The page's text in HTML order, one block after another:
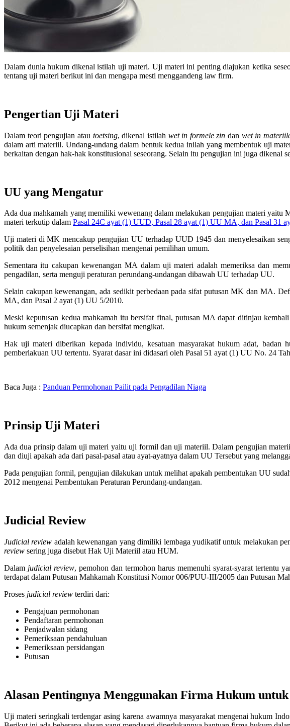
Dalam dunia hukum dikenal istilah uji materi. Uji materi ini penting diajukan ketika
tentang uji materi berikut ini dan mengapa mesti menggandeng law firm.
Pengertian Uji Materi
Dalam teori pengujian atau toetsing, dikenal istilah wet in formele zin dan wet in
dalam arti materiil. Undang-undang dalam bentuk kedua inilah yang membentuk uji
berkaitan dengan hak-hak konstitusional seseorang. Selain itu pengujian ini juga dikenal
UU yang Mengatur
Ada dua mahkamah yang memiliki wewenang dalam melakukan pengujian materi
materi terkutip dalam Pasal 24C ayat (1) UUD, Pasal 28 ayat (1) UU MA, dan Pasal 31
Uji materi di MK mencakup pengujian UU terhadap UUD 1945 dan menyelesaikan
politik dan penyelesaian perselisihan mengenai pemilihan umum.
Sementara itu cakupan kewenangan MA dalam uji materi adalah memeriksa dan
pengadilan, serta menguji peraturan perundang-undangan dibawah UU terhadap UU.
Selain cakupan kewenangan, ada sedikit perbedaan pada sifat putusan MK dan MA.
MA, dan Pasal 2 ayat (1) UU 5/2010.
Meski keputusan kedua mahkamah itu bersifat final, putusan MA dapat ditinjau
hukum semenjak diucapkan dan bersifat mengikat.
Hak uji materi diberikan kepada individu, kesatuan masyarakat hukum adat, badan
pemberlakuan UU tertentu. Syarat dasar ini didasari oleh Pasal 51 ayat (1) UU No. 24
Baca Juga : Panduan Permohonan Pailit pada Pengadilan Niaga
Prinsip Uji Materi
Ada dua prinsip dalam uji materi yaitu uji formil dan uji materiil. Dalam pengujian
dan diuji apakah ada dari pasal-pasal atau ayat-ayatnya dalam UU Tersebut yang
Pada pengujian formil, pengujian dilakukan untuk melihat apakah pembentukan UU
2012 mengenai Pembentukan Peraturan Perundang-undangan.
Judicial Review
Judicial review adalah kewenangan yang dimiliki lembaga yudikatif untuk melakukan
review sering juga disebut Hak Uji Materiil atau HUM.
Dalam judicial review, pemohon dan termohon harus memenuhi syarat-syarat tertentu
terdapat dalam Putusan Mahkamah Konstitusi Nomor 006/PUU-III/2005 dan Putusan
Proses judicial review terdiri dari:
Pengajuan permohonan
Pendaftaran permohonan
Penjadwalan sidang
Pemeriksaan pendahuluan
Pemeriksaan persidangan
Putusan
Alasan Pentingnya Menggunakan Firma Hukum
Uji materi seringkali terdengar asing karena awamnya masyarakat mengenai hukum